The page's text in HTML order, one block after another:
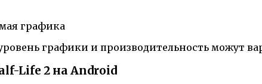
графика
графики и производительность можут
Life 2 на Android